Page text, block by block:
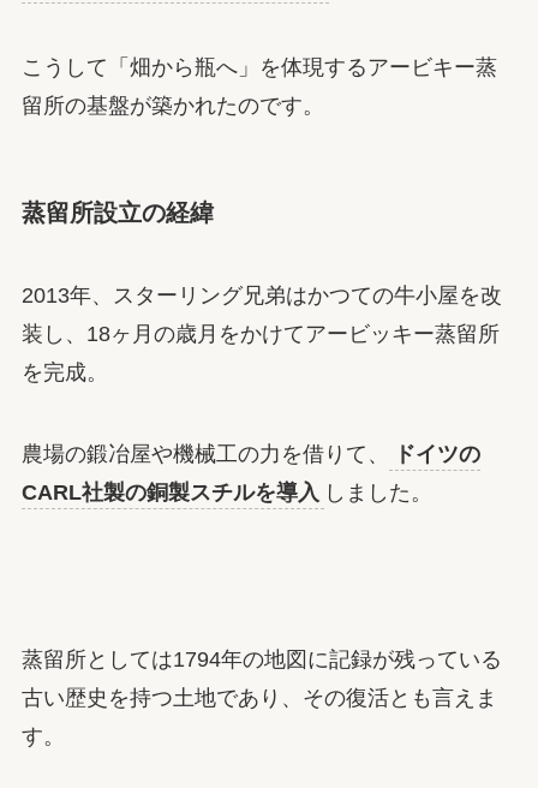
こうして「畑から瓶へ」を体現するアービキー蒸
留所の基盤が築かれたのです。
蒸留所設立の経緯
2013年、スターリング兄弟はかつての牛小屋を改
装し、18ヶ月の歳月をかけてアービッキー蒸留所
を完成。
農場の鍛冶屋や機械工の力を借りて、
ドイツの
CARL社製の銅製スチルを導入 しました。
蒸留所としては1794年の地図に記録が残っている
古い歴史を持つ土地であり、その復活とも言えま
す。